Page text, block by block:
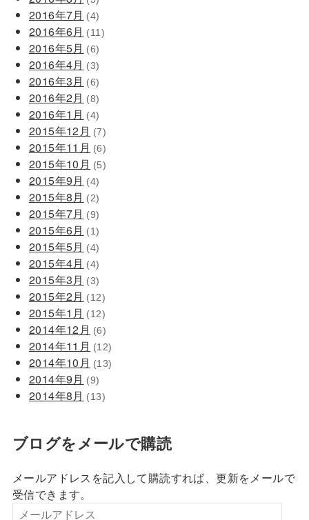
2016年7月 (4)
2016年6月 (11)
2016年5月 (6)
2016年4月 (3)
2016年3月 (6)
2016年2月 (8)
2016年1月 (4)
2015年12月 (7)
2015年11月 (6)
2015年10月 (5)
2015年9月 (4)
2015年8月 (2)
2015年7月 (9)
2015年6月 (1)
2015年5月 (4)
2015年4月 (4)
2015年3月 (3)
2015年2月 (12)
2015年1月 (12)
2014年12月 (6)
2014年11月 (12)
2014年10月 (13)
2014年9月 (9)
2014年8月 (13)
ブログをメールで購読
メールアドレスを記入して購読すれば、更新をメールで
受信できます。